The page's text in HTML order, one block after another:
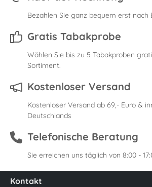
Bezahlen Sie ganz bequem erst nach
Gratis Tabakprobe
Wählen Sie bis zu 5 Tabakproben
Sortiment.
Kostenloser Versand
Kostenloser Versand ab 69,- Euro &
Deutschlands
Telefonische Beratung
Sie erreichen uns täglich von 8:00 -
Kontakt